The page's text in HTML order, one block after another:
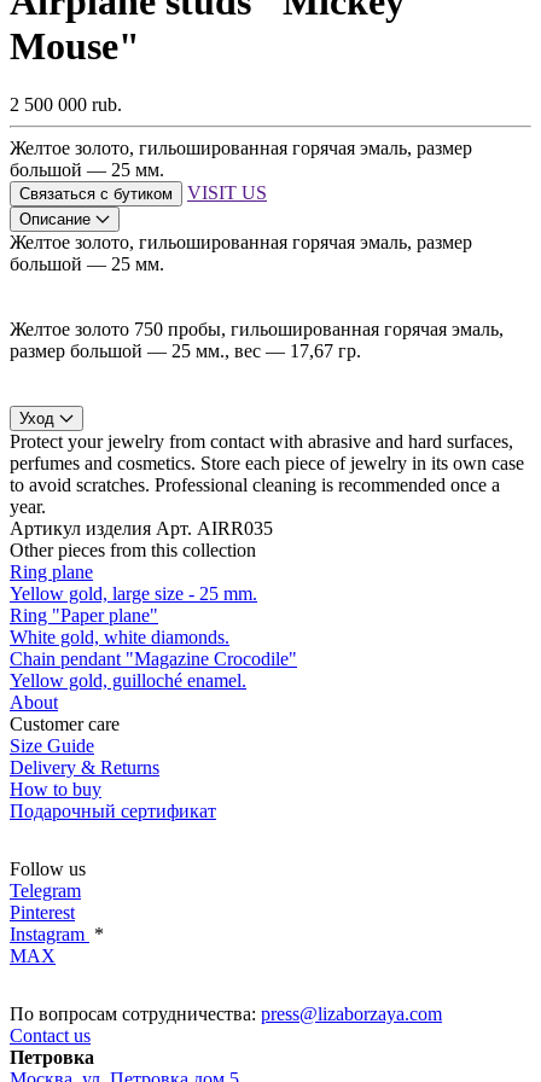
Mouse"
2 500 000 rub.
Желтое золото, гильошированная горячая эмаль, размер
большой — 25 мм.
Связаться с бутиком VISIT US
Описание
Желтое золото, гильошированная горячая эмаль, размер
большой — 25 мм.
Желтое золото 750 пробы, гильошированная горячая эмаль,
размер большой — 25 мм., вес — 17,67 гр.
Уход
Protect your jewelry from contact with abrasive and hard surfaces,
perfumes and cosmetics. Store each piece of jewelry in its own case
to avoid scratches. Professional cleaning is recommended once a
year.
Артикул изделия Арт. AIRR035
Other pieces from this collection
Ring plane
Yellow gold, large size - 25 mm.
Ring "Paper plane"
White gold, white diamonds.
Chain pendant "Magazine Crocodile"
Yellow gold, guilloché enamel.
About
Customer care
Size Guide
Delivery & Returns
How to buy
Подарочный сертификат
Follow us
Telegram
Pinterest
Instagram *
MAX
По вопросам сотрудничества: press@lizaborzaya.com
Contact us
Петровка